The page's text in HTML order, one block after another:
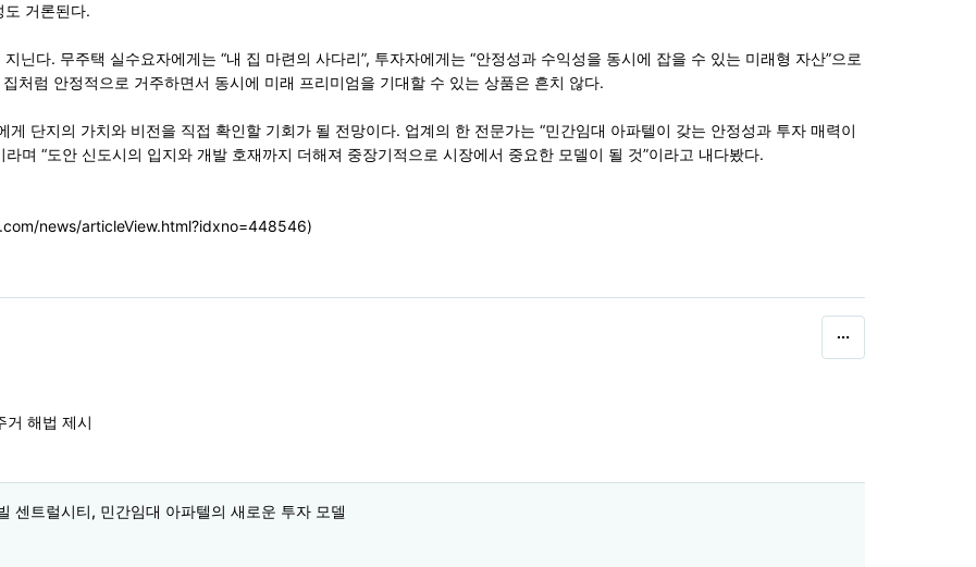
도 거론된다.
닌다. 무주택 실수요자에게는 “내 집 마련의 사다리”, 투자자에게는 “안정성과 수익성을 동시에 잡을 수 있는 미래형 자산”으로
처럼 안정적으로 거주하면서 동시에 미래 프리미엄을 기대할 수 있는 상품은 흔치 않다.
단지의 가치와 비전을 직접 확인할 기회가 될 전망이다. 업계의 한 전문가는 “민간임대 아파텔이 갖는 안정성과 투자 매력이
며 “도안 신도시의 입지와 개발 호재까지 더해져 중장기적으로 시장에서 중요한 모델이 될 것”이라고 내다봤다.
news/articleView.html?idxno=448546)
거 해법 제시
센트럴시티, 민간임대 아파텔의 새로운 투자 모델